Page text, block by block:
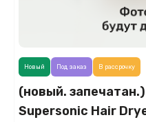
(новый.
Supersonic Hair
Новый Под заказ В рассрочку